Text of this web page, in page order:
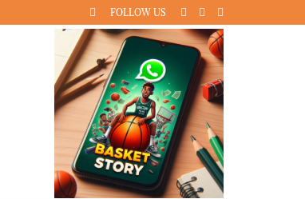
FOLLOW US